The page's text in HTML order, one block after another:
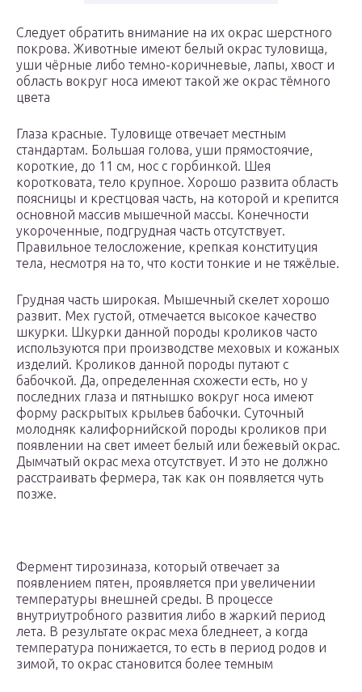
Следует обратить внимание на их окрас шерстного
покрова. Животные имеют белый окрас туловища,
уши чёрные либо темно-коричневые, лапы, хвост и
область вокруг носа имеют такой же окрас тёмного
цвета
Глаза красные. Туловище отвечает местным
стандартам. Большая голова, уши прямостоячие,
короткие, до 11 см, нос с горбинкой. Шея
коротковата, тело крупное. Хорошо развита область
поясницы и крестцовая часть, на которой и крепится
основной массив мышечной массы. Конечности
укороченные, подгрудная часть отсутствует.
Правильное телосложение, крепкая конституция
тела, несмотря на то, что кости тонкие и не тяжёлые.
Грудная часть широкая. Мышечный скелет хорошо
развит. Мех густой, отмечается высокое качество
шкурки. Шкурки данной породы кроликов часто
используются при производстве меховых и кожаных
изделий. Кроликов данной породы путают с
бабочкой. Да, определенная схожести есть, но у
последних глаза и пятнышко вокруг носа имеют
форму раскрытых крыльев бабочки. Суточный
молодняк калифорнийской породы кроликов при
появлении на свет имеет белый или бежевый окрас.
Дымчатый окрас меха отсутствует. И это не должно
расстраивать фермера, так как он появляется чуть
позже.
Фермент тирозиназа, который отвечает за
появлением пятен, проявляется при увеличении
температуры внешней среды. В процессе
внутриутробного развития либо в жаркий период
лета. В результате окрас меха бледнеет, а когда
температура понижается, то есть в период родов и
зимой, то окрас становится более темным